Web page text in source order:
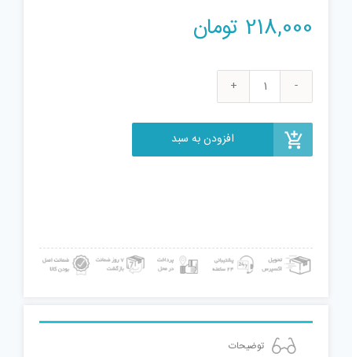
218,000 تومان
فرفره
انفجاریافزودن به سبد
توضیحات